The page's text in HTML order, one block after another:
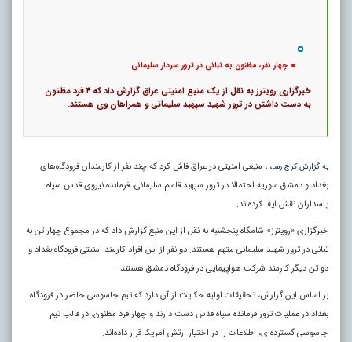
چهار نفر، مظنون به تبانی در ترور سردار سلیمانی
خبرگزاری رویترز به نقل از یک منبع امنیتی عراق گزارش داد که ۴ فرد مظنون
به دست داشتن در ترور شهید سپهبد سلیمانی و همراهان وی هستند.
به گزارش کرج رسا، ، منبعی امنیتی در عراق فاش کرد که چند نفر از کارمندان فرودگاه‌های
بغداد و دمشق سوریه احتمالا در ترور سپهبد قاسم سلیمانی، فرمانده نیروی قدس سپاه
پاسداران نقش ایفا کرده‌اند.
خبرگزاری «رویترز» شامگاه پنجشنبه به نقل از این منبع گزارش داد که در مجموع چهار تن به
تبانی در ترور شهید سلیمانی متهم هستند. دو نفر از این افراد کارمند امنیتی فرودگاه بغداد و
دو تن دیگر کارمند شرکت هواپیمایی در فرودگاه دمشق هستند.
بر اساس این گزارش، تحقیقات اولیه حکایت از آن دارد که تیم جاسوسی حاضر در فرودگاه
بغداد در عملیات ترور فرمانده سپاه قدس دست دارند و چهار فرد مظنون، در قالب تیم
جاسوسی گسترده‌ای، اطلاعات را در اختیار ارتش آمریکا قرار داده‌اند.